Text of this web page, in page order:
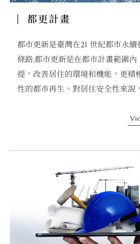
最新消息
聯絡我們
都更計畫
都市更新是臺灣在21 世紀都市永
條路,都市更新是在都市計畫範圍
提，改善居住的環境和機能，更積
性的都市再生。對居住安全性來說
益，可以減免地價稅、房屋稅、